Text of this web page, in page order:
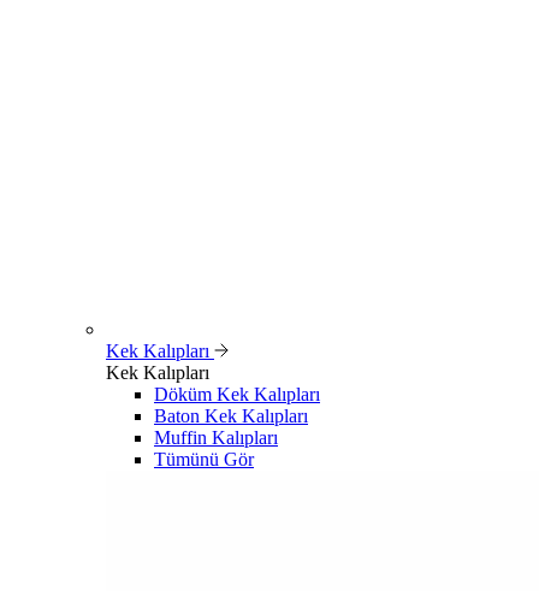
Kek Kalıpları
Kek Kalıpları
Döküm Kek Kalıpları
Baton Kek Kalıpları
Muffin Kalıpları
Tümünü Gör